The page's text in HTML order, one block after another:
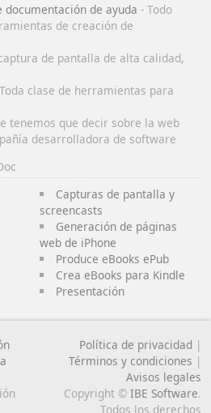
de ayuda - Todo
de creación de
de pantalla de alta calidad,
clase de herramientas para
tenemos que decir sobre la web
desarrolladora de software
Capturas de pantalla y
screencasts
Generación de páginas
web de iPhone
Produce eBooks ePub
Crea eBooks para Kindle
Presentación
Política de privacidad |
Términos y condiciones |
Avisos legales
Copyright © IBE Software.
Todos los derechos